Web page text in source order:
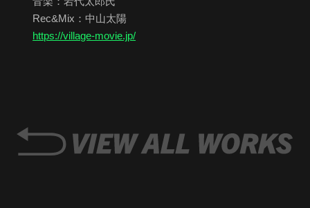
Rec&Mix：中山太陽
https://village-movie.jp/